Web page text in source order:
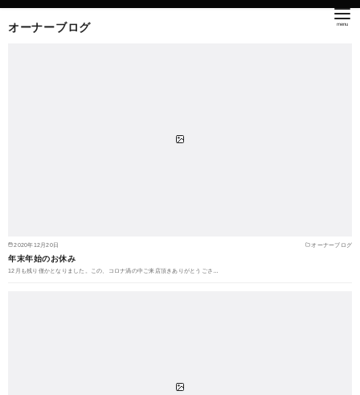
オーナーブログ
2020年12月20日 オーナーブログ
年末年始のお休み
12月も残り僅かとなりました。この、コロナ渦の中ご来店頂きありがとうごさ…